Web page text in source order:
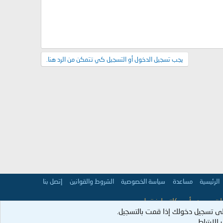
يجب تسجيل الدخول أو التسجيل كي تتمكن من الرد هنا.
الرئيسية مساعدة سياسة الخصوصية الشروط والقوانين إتصل بنا
تعبر عن رأي كاتبها فقط.
تسجيل دخولك إذا قمت بالتسجيل.